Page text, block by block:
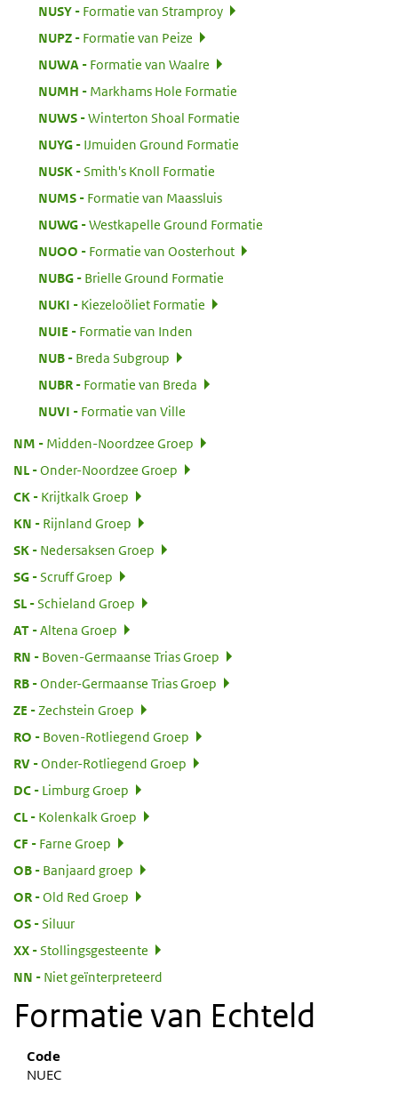
NUSY:
Formatie van Stramproy
NUPZ:
Formatie van Peize
NUWA
Formatie van Waalre
NUMH
Markhams Hole Formatie
NUWS:
Winterton Shoal Formatie
NUYG:
IJmuiden Ground Formatie
NUSK:
Smith's Knoll Formatie
NUMS:
Formatie van Maassluis
NUWG:
Westkapelle Ground Formatie
NUOO
Formatie van Oosterhout
NUBG:
Brielle Ground Formatie
NUKI
Kiezeloöliet Formatie
NUIE
Formatie van Inden
NUB:
Breda Subgroup
NUBR:
Formatie van Breda
NUVI
Formatie van Ville
NM
Midden-Noordzee Groep
NL
Onder-Noordzee Groep
CK:
Krijtkalk Groep
KN
Rijnland Groep
SK:
Nedersaksen Groep
SG:
Scruff Groep
SL
Schieland Groep
AT:
Altena Groep
RN
Boven-Germaanse Trias Groep
RB:
Onder-Germaanse Trias Groep
ZE
Zechstein Groep
RO
Boven-Rotliegend Groep
RV:
Onder-Rotliegend Groep
DC:
Limburg Groep
CL
Kolenkalk Groep
CF
Farne Groep
OB:
Banjaard groep
OR:
Old Red Groep
OS:
Siluur
XX:
Stollingsgesteente
NN
Niet geïnterpreteerd
Formatie van Echteld
Code
NUEC